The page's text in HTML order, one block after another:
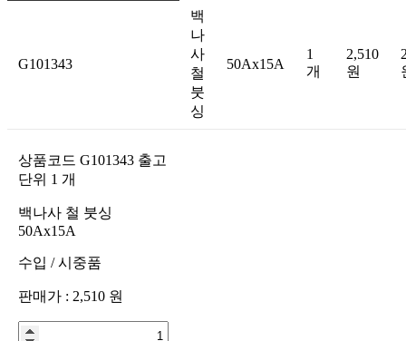
G101343
백
나
사
철
붓
싱
50Ax15A
1
개
2,510
원
상품코드 G101343 출고
단위 1 개
백나사 철 붓싱
50Ax15A
수입 / 시중품
판매가 : 2,510 원